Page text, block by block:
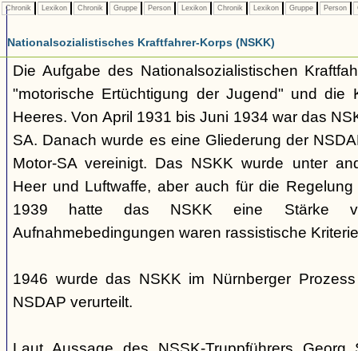
Chronik Lexikon Chronik Gruppe Person Lexikon Chronik Lexikon Gruppe Person
Nationalsozialistisches Kraftfahrer-Korps (NSKK)
Die Aufgabe des Nationalsozialistischen
"motorische Ertüchtigung der Jugend" und die
Heeres. Von April 1931 bis Juni 1934 war das
SA. Danach wurde es eine Gliederung der
Motor-SA vereinigt. Das NSKK wurde unter
Heer und Luftwaffe, aber auch für die
1939 hatte das NSKK eine Stärke
Aufnahmebedingungen waren rassistische
1946 wurde das NSKK im Nürnberger
NSDAP verurteilt.